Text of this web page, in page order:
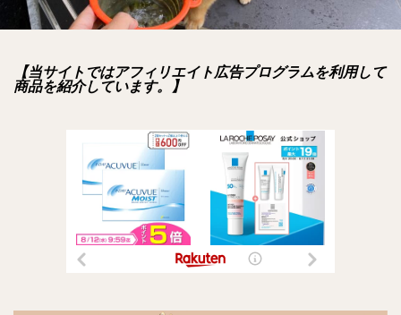
【当サイトではアフィリエイト広告プログラムを利用して
商品を紹介しています。】